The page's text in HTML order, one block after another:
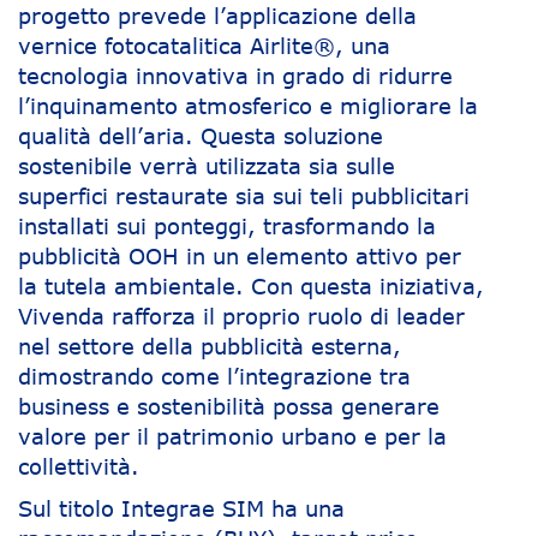
progetto prevede l’applicazione della
vernice fotocatalitica Airlite®, una
tecnologia innovativa in grado di ridurre
l’inquinamento atmosferico e migliorare la
qualità dell’aria. Questa soluzione
sostenibile verrà utilizzata sia sulle
superfici restaurate sia sui teli pubblicitari
installati sui ponteggi, trasformando la
pubblicità OOH in un elemento attivo per
la tutela ambientale. Con questa iniziativa,
Vivenda rafforza il proprio ruolo di leader
nel settore della pubblicità esterna,
dimostrando come l’integrazione tra
business e sostenibilità possa generare
valore per il patrimonio urbano e per la
collettività.
Sul titolo Integrae SIM ha una